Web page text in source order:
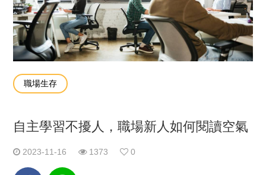
職場生存
自主學習不擾人，職場新人如何閱讀空氣
2023-11-16 1373 0